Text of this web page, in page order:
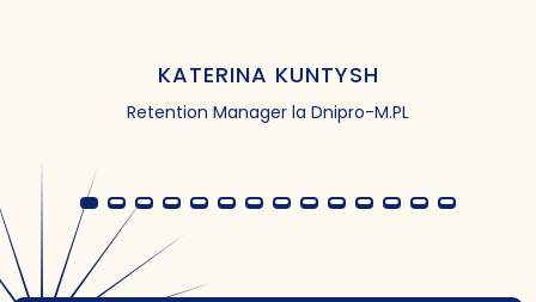
KATERINA KUNTYSH
Retention Manager la Dnipro-M.PL
sarcini: personalizarea
campaniilor – adăugarea
personale ale clienților; crearea
grupurilor condiționale pentru
înțelegerea bazei de clienți atât
online, cât și offline (construirea